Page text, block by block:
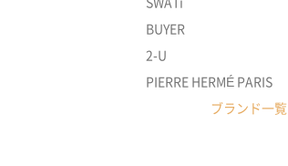
BUYER
2-U
PIERRE HERMÉ PARIS
ブランド一覧